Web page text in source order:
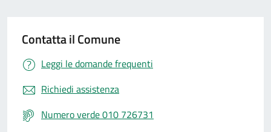
Contatta il Comune
Leggi le domande frequenti
Richiedi assistenza
Numero verde 010 726731